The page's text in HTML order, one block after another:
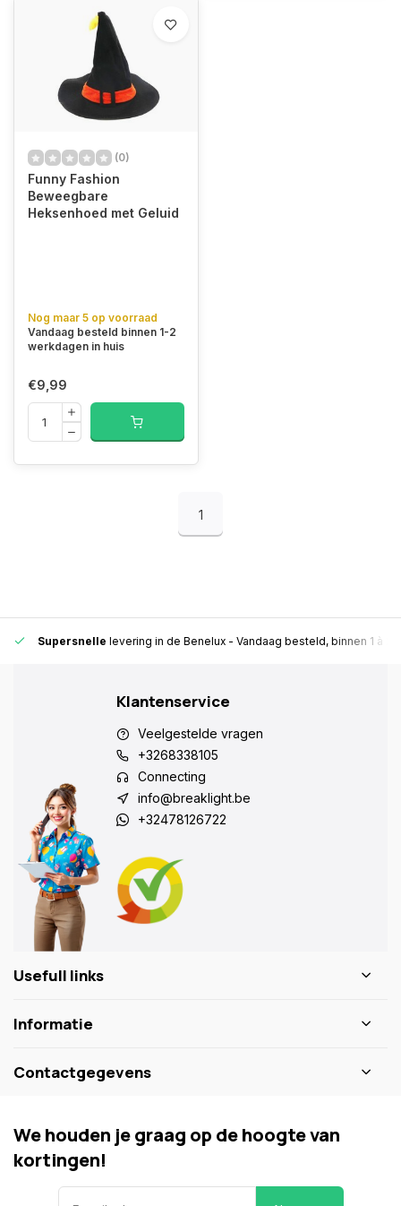
(0)
Funny Fashion
Beweegbare
Heksenhoed met Geluid
Nog maar 5 op voorraad
Vandaag besteld binnen 1-2
werkdagen in huis
€9,99
1
Supersnelle levering in de Benelux - Vandaag besteld, binnen 1 à 2
Klantenservice
Veelgestelde vragen
+3268338105
Connecting
info@breaklight.be
+32478126722
Usefull links
Informatie
Contactgegevens
We houden je graag op de hoogte van
kortingen!